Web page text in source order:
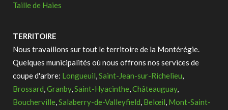
Taille de Haies
TERRITOIRE
Nous travaillons sur tout le territoire de la Montérégie.
Quelques municipalités où nous offrons nos services de
coupe d'arbre: Longueuil,Saint-Jean-sur-Richelieu,
Brossard,Granby,Saint-Hyacinthe,Châteauguay,
Boucherville,Salaberry-de-Valleyfield, Belœil, Mont-Saint-